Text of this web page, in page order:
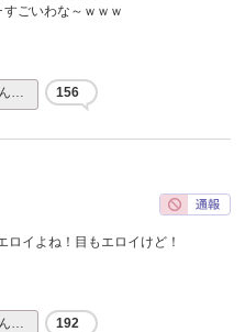
ごいわな～ｗｗｗ
… 156
イよね！目もエロイけど！
… 192